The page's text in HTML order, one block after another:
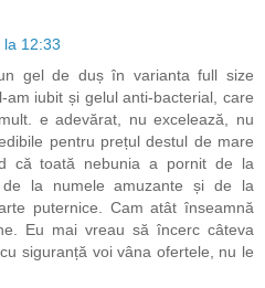
la 12:33
gel de duș în varianta full size
am iubit și gelul anti-bacterial, care
e adevărat, nu excelează, nu
pentru prețul destul de mare
că toată nebunia a pornit de la
de la numele amuzante și de la
puternice. Cam atât înseamnă
Eu mai vreau să încerc câteva
siguranță voi vâna ofertele, nu le